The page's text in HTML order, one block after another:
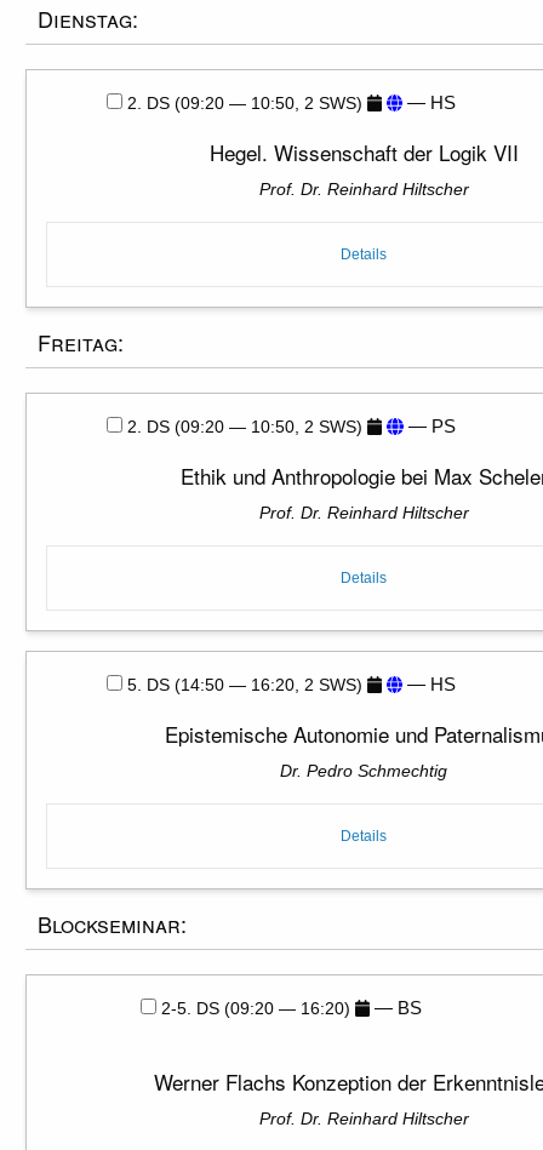
Dienstag:
2. DS (09:20 — 10:50, 2 SWS) — HS
Hegel. Wissenschaft der Logik VII
Prof. Dr. Reinhard Hiltscher
Details
Freitag:
2. DS (09:20 — 10:50, 2 SWS) — PS
Ethik und Anthropologie bei Max
Prof. Dr. Reinhard Hiltscher
Details
5. DS (14:50 — 16:20, 2 SWS) — HS
Epistemische Autonomie und
Dr. Pedro Schmechtig
Details
Blockseminar:
2-5. DS (09:20 — 16:20) — BS
Werner Flachs Konzeption der
Prof. Dr. Reinhard Hiltscher